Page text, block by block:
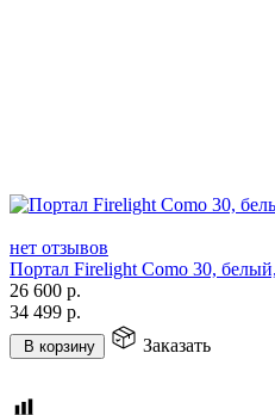
нет отзывов
Портал Firelight Como 30,
26 600 р.
34 499 р.
В корзину Заказать